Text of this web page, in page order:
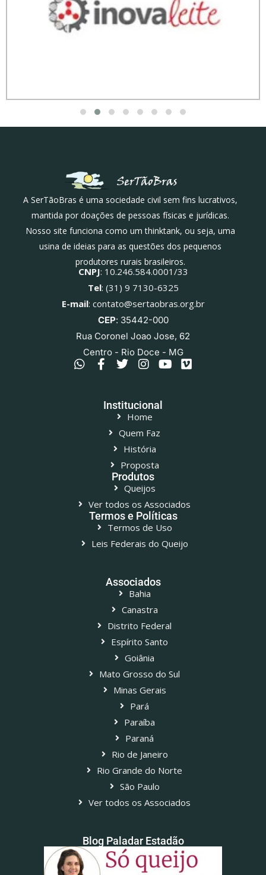
A SerTãoBras é uma sociedade civil sem fins lucrativos,
mantida por doações de pessoas físicas e jurídicas.
Nosso site funciona como um thinktank, ou seja, uma
usina de ideias para as questões dos pequenos
produtores rurais brasileiros.
CNPJ: 10.246.584.0001/33
Tel: (31) 9 7130-6325
E-mail: contato@sertaobras.org.br
CEP: 35442-000
Rua Coronel Joao Jose, 62
Centro - Rio Doce - MG
Institucional
Home
Quem Faz
História
Proposta
Produtos
Queijos
Ver todos os Associados
Termos e Políticas
Termos de Uso
Leis Federais do Queijo
Associados
Bahia
Canastra
Distrito Federal
Espírito Santo
Goiânia
Mato Grosso do Sul
Minas Gerais
Pará
Paraíba
Paraná
Rio de Janeiro
Rio Grande do Norte
São Paulo
Ver todos os Associados
Blog Paladar Estadão